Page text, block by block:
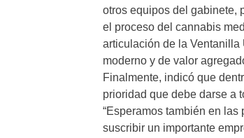
otros equipos del gabinete,
el proceso del cannabis
articulación de la Ventanilla
moderno y de valor
Finalmente, indicó que
prioridad que debe darse a
“Esperamos también en
suscribir un importante